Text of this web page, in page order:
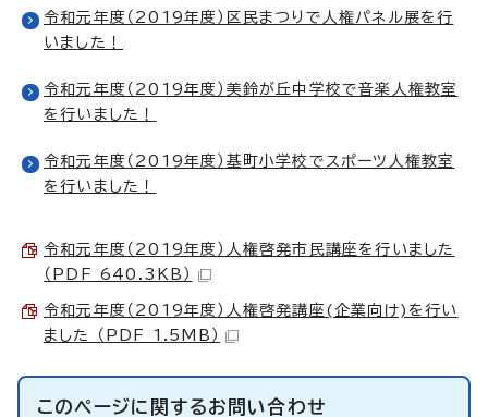
令和元年度（2019年度）区民まつりで人権パネル展を行
いました！
令和元年度（2019年度）美鈴が丘中学校で音楽人権教室
を行いました！
令和元年度（2019年度）基町小学校でスポーツ人権教室
を行いました！
令和元年度（2019年度）人権啓発市民講座を行いました
（PDF 640.3KB）
令和元年度（2019年度）人権啓発講座(企業向け)を行い
ました （PDF 1.5MB）
このページに関するお問い合わせ